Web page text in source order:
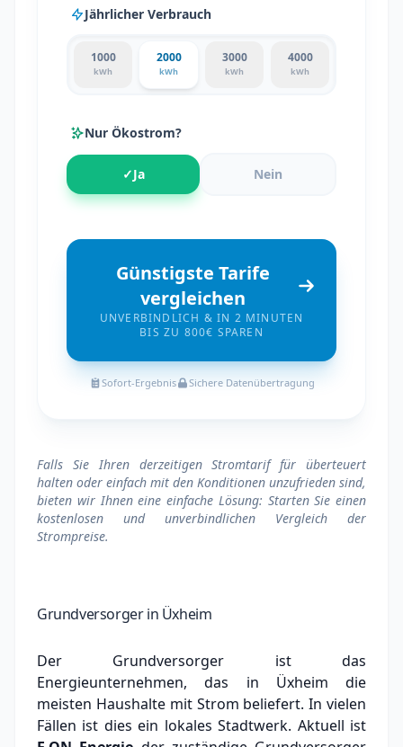
Jährlicher Verbrauch
1000
kWh
2000
kWh
3000
kWh
4000
kWh
Nur Ökostrom?
✓Ja Nein
Günstigste Tarife
vergleichen
UNVERBINDLICH & IN 2 MINUTEN
BIS ZU 800€ SPAREN
Sofort-Ergebnis Sichere Datenübertragung
Falls Sie Ihren derzeitigen Stromtarif für überteuert
halten oder einfach mit den Konditionen unzufrieden sind,
bieten wir Ihnen eine einfache Lösung: Starten Sie einen
kostenlosen und unverbindlichen Vergleich der
Strompreise.
Grundversorger in Üxheim
Der Grundversorger ist das
Energieunternehmen, das in Üxheim die
meisten Haushalte mit Strom beliefert. In vielen
Fällen ist dies ein lokales Stadtwerk. Aktuell ist